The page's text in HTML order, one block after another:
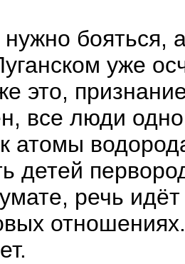
бояться,
уже
это,
все люди
атомы
детей
речь